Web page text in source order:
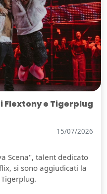
Flextony e Tigerplug
15/07/2026
Scena", talent dedicato
si sono aggiudicati la